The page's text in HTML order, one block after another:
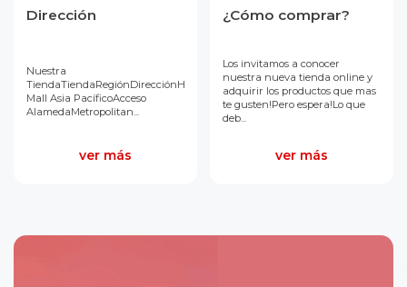
Dirección
Nuestra
TiendaTiendaRegiónDirecciónHorarioO'mas
Mall Asia PacíficoAcceso
AlamedaMetropolitan...
ver más
¿Cómo comprar?
Los invitamos a conocer
nuestra nueva tienda online y
adquirir los productos que mas
te gusten!Pero espera!Lo que
deb...
ver más